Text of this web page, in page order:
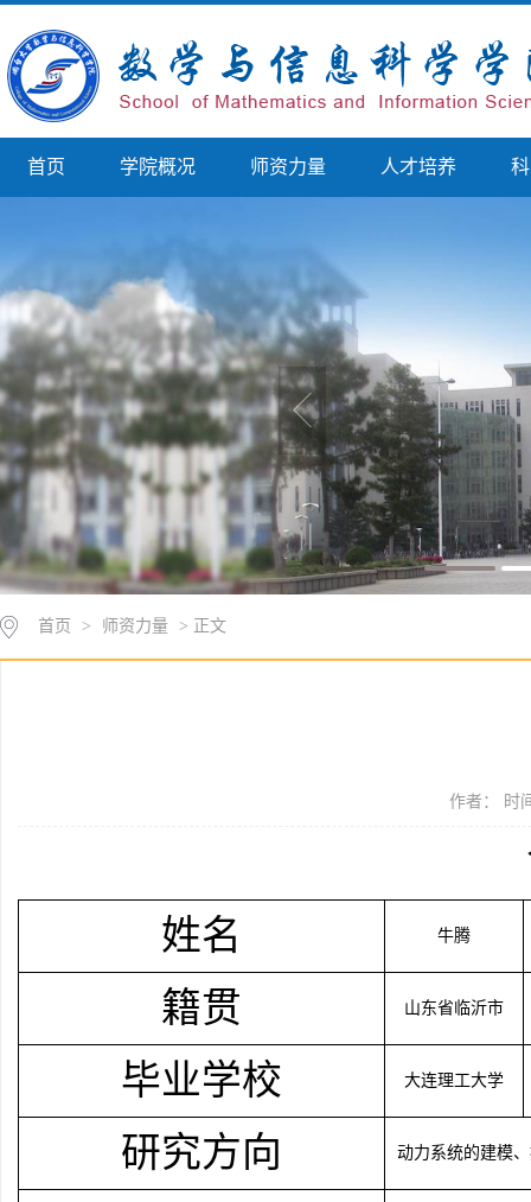
首页 学院概况 师资力量 人才培养
首页 > 师资力量 > 正文
作者： 时
姓名 牛腾
籍贯 山东省临沂市
毕业学校 大连理工大学
研究方向 动力系统的建模